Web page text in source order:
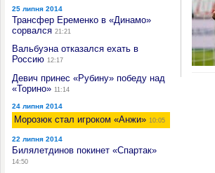
25 липня 2014
Трансфер Еременко в «Динамо»
сорвался 21:21
Вальбуэна отказался ехать в
Россию 12:17
Девич принес «Рубину» победу над
«Торино» 11:14
24 липня 2014
Морозюк стал игроком «Анжи» 10:05
22 липня 2014
Билялетдинов покинет «Спартак»
14:50